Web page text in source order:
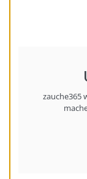
zauche365